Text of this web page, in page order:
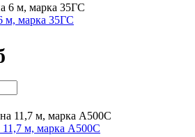
м, марка 35ГС
м, марка А500С